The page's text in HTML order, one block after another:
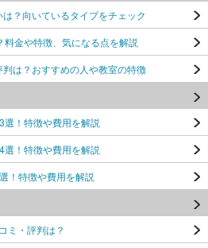
？向いているタイプをチェック
金や特徴、気になる点を解説
は？おすすめの人や教室の特徴
選！特徴や費用を解説
選！特徴や費用を解説
！特徴や費用を解説
ミ・評判は？